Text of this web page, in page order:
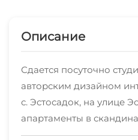
Описание
Сдается посуточно
авторским дизайном
с. Эстосадок, на улице
апартаменты в
кухонной зоной и